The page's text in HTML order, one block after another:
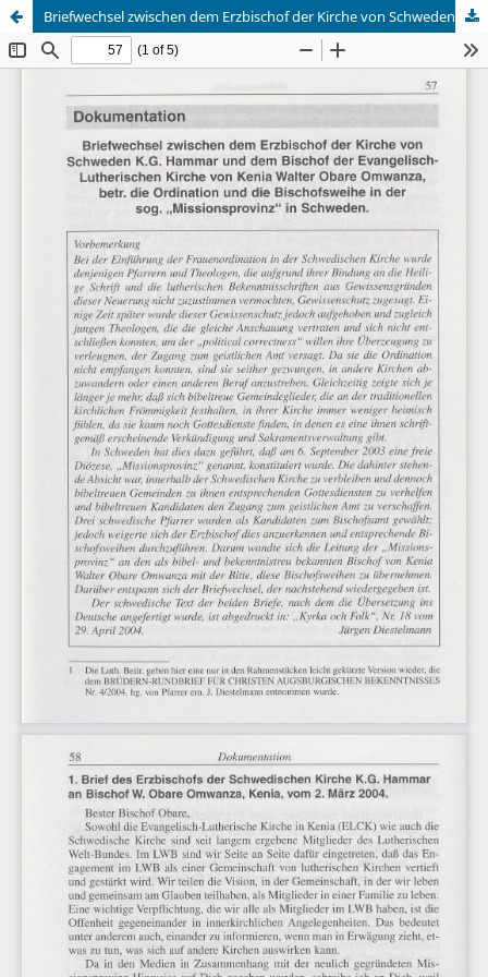
Briefwechsel zwischen dem Erzbischof der Kirche von Schweden K.G. Hammar und dem Bischof der Evangelisch-Lutherischen Kirche von Kenia Walter Obare Omwanza, betr. die Ordination und die Bischofsweihe in der sog. "Missionsprovinz" in Schweden